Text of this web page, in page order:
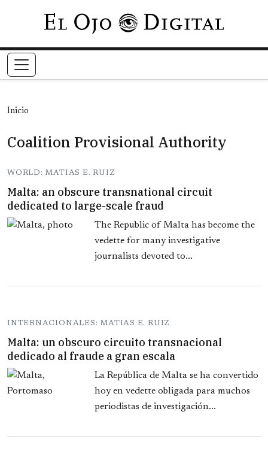
Pasar al contenido principal
Inicio
Coalition Provisional Authority
WORLD: MATIAS E. RUIZ
Malta: an obscure transnational circuit
dedicated to large-scale fraud
The Republic of Malta has become the
vedette for many investigative
journalists devoted to...
INTERNACIONALES: MATIAS E. RUIZ
Malta: un obscuro circuito transnacional
dedicado al fraude a gran escala
La República de Malta se ha convertido
hoy en vedette obligada para muchos
periodistas de investigación...